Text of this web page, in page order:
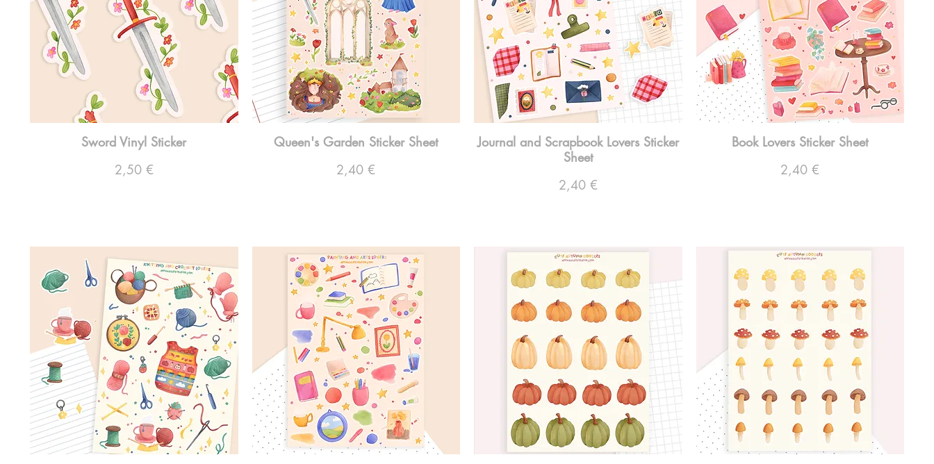
Sword Vinyl Sticker
Preço
2,50 €
Queen's Garden Sticker Sheet
Preço
2,40 €
Journal and Scrapbook Lovers Sticker
Sheet
Preço
2,40 €
Book Lovers Sticker Sheet
Preço
2,40 €